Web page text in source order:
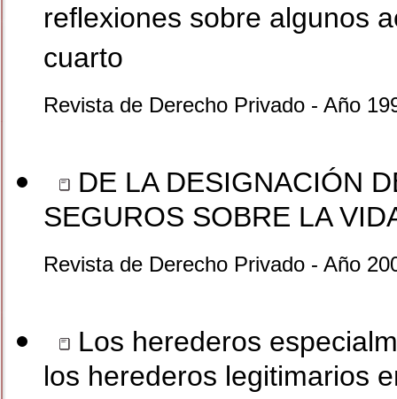
reflexiones sobre algunos
cuarto
Revista de Derecho Privado - Año
DE LA DESIGNACIÓN
SEGUROS SOBRE LA
Revista de Derecho Privado - Año
Los herederos
los herederos legitimarios